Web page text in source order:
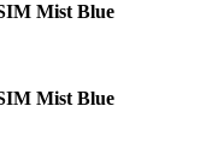
Mist Blue
Mist Blue